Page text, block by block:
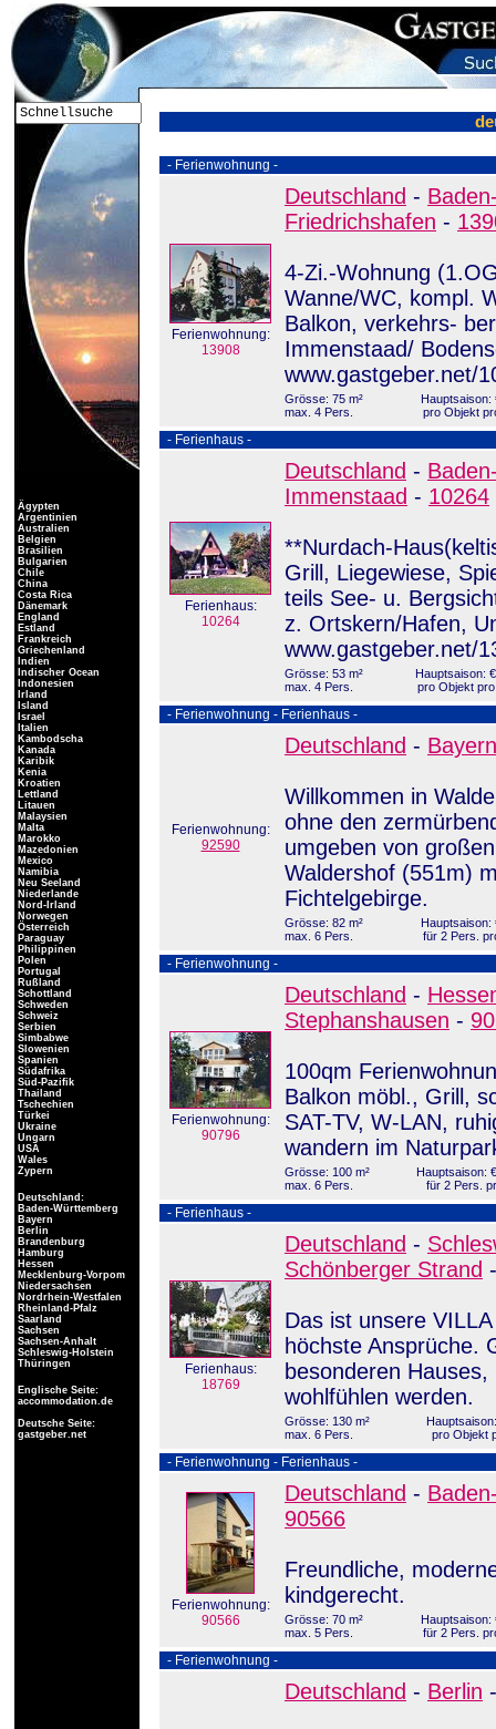
- Ferienwohnung -
Ferienwohnung:
13908
Deutschland -
Friedrichshafen -
4-Zi.-Wohnung
Wanne/WC, kompl.
Balkon, verkehrs-
Immenstaad/
www.gastgeber.net/
Grösse: 75 m²
max. 4 Pers.
Hauptsaison:
pro Objekt
- Ferienhaus -
Ferienhaus:
10264
Deutschland -
Immenstaad - 10264
**Nurdach-
Grill, Liegewiese,
teils See- u.
z. Ortskern/Hafen,
www.gastgeber.net/
Grösse: 53 m²
max. 4 Pers.
Hauptsaison:
pro Objekt
- Ferienwohnung - Ferienhaus -
Ferienwohnung:
92590
Deutschland - Bayern
Willkommen in
ohne den
umgeben von
Waldershof (551m)
Fichtelgebirge.
Grösse: 82 m²
max. 6 Pers.
Hauptsaison:
für 2 Pers.
- Ferienwohnung -
Ferienwohnung:
90796
Deutschland -
Stephanshausen -
100qm
Balkon möbl., Grill,
SAT-TV, W-LAN,
wandern im
Grösse: 100 m²
max. 6 Pers.
Hauptsaison:
für 2 Pers.
- Ferienhaus -
Ferienhaus:
18769
Deutschland -
Schönberger Strand
Das ist unsere
höchste Ansprüche.
besonderen
wohlfühlen werden.
Grösse: 130 m²
max. 6 Pers.
pro Objekt
- Ferienwohnung - Ferienhaus -
Ferienwohnung:
90566
Deutschland -
90566
Freundliche,
kindgerecht.
Grösse: 70 m²
max. 5 Pers.
Hauptsaison:
für 2 Pers.
- Ferienwohnung -
Deutschland - Berlin
Ägypten
Argentinien
Australien
Belgien
Brasilien
Bulgarien
Chile
China
Costa Rica
Dänemark
England
Estland
Frankreich
Griechenland
Indien
Indischer Ocean
Indonesien
Irland
Island
Israel
Italien
Kambodscha
Kanada
Karibik
Kenia
Kroatien
Lettland
Litauen
Malaysien
Malta
Marokko
Mazedonien
Mexico
Namibia
Neu Seeland
Niederlande
Nord-Irland
Norwegen
Österreich
Paraguay
Philippinen
Polen
Portugal
Rußland
Schottland
Schweden
Schweiz
Serbien
Simbabwe
Slowenien
Spanien
Südafrika
Süd-Pazifik
Thailand
Tschechien
Türkei
Ukraine
Ungarn
USA
Wales
Zypern
Deutschland:
Baden-Württemberg
Bayern
Berlin
Brandenburg
Hamburg
Hessen
Mecklenburg-Vorpom
Niedersachsen
Nordrhein-Westfalen
Rheinland-Pfalz
Saarland
Sachsen
Sachsen-Anhalt
Schleswig-Holstein
Thüringen
Englische Seite:
accommodation.de
Deutsche Seite:
gastgeber.net